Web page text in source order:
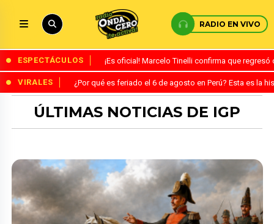
RADIO EN VIVO
ESPECTÁCULOS ¡Es oficial! Marcelo Tinelli confirma que
VIRALES ¿Por qué es feriado el 6 de agosto en Perú? Esta es la
ÚLTIMAS NOTICIAS DE IGP